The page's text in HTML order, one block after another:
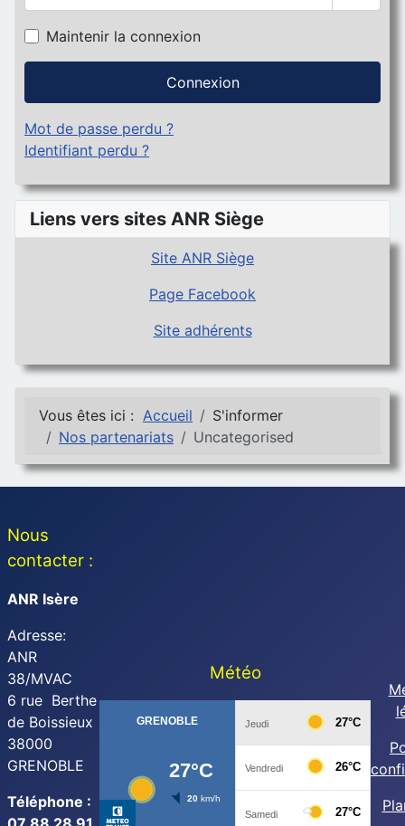
Maintenir la connexion
Connexion
Mot de passe perdu ?
Identifiant perdu ?
Liens vers sites ANR Siège
Site ANR Siège
Page Facebook
Site adhérents
Vous êtes ici : Accueil
S'informer
Nos partenariats
Uncategorised
Nous
contacter :
ANR Isère
Adresse:
ANR
38/MVAC
6 rue Berthe
de Boissieux
38000
GRENOBLE
Téléphone :
Météo